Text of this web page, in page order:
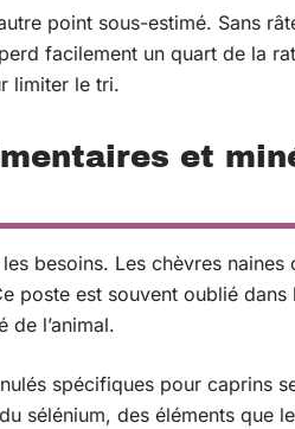
point sous-estimé. Sans
facilement un quart de la
limiter le tri.
et
besoins. Les chèvres naines
poste est souvent oublié
de l’animal.
spécifiques pour caprins
sélénium, des éléments que